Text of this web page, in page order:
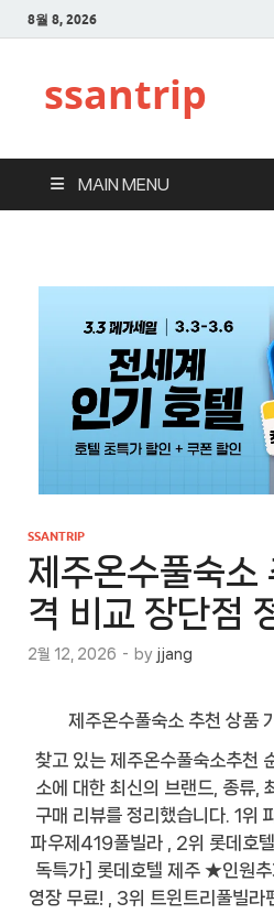
8월 8, 2026
ssantrip
MAIN MENU
SSANTRIP
제주온수풀숙소
격 비교 장단점
2월 12, 2026 - by jjang
제주온수풀숙소 추천 상품
찾고 있는 제주온수풀숙소추천
소에 대한 최신의 브랜드, 종류,
구매 리뷰를 정리했습니다. 1위
파우제419풀빌라 , 2위 롯데호
독특가] 롯데호텔 제주 ★인원
영장 무료! , 3위 트윈트리풀빌